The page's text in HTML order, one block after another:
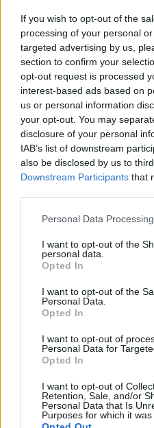
If you wish to opt-out of the
processing of your personal
targeted advertising by us,
section to confirm your
opt-out request is processed
interest-based ads based on
us or personal information
your opt-out. You may
disclosure of your personal
IAB’s list of downstream
also be disclosed by us to
Downstream Participants that
Please note that this website/
not limited to your visit or
grant or deny consent to
use your data for below
consent section.
Personal Data
I want to opt-out of the
personal data.
Opted In
I want to opt-out of the
Personal Data.
Opted In
I want to opt-out of
Personal Data for
Opted In
I want to opt-out of
Retention, Sale, and/or
Personal Data that Is
Purposes for which it
fesztivál nulladik napjára,
és 20 év közötti,
ingyenes lesz. Az aznapi
énekes/zenekar vesz részt.
dalait fogják előadni, és
résztvevők: Kovács Kati és
Kowalsky meg a Vega, a
Animal Cannibals és a
Majka.